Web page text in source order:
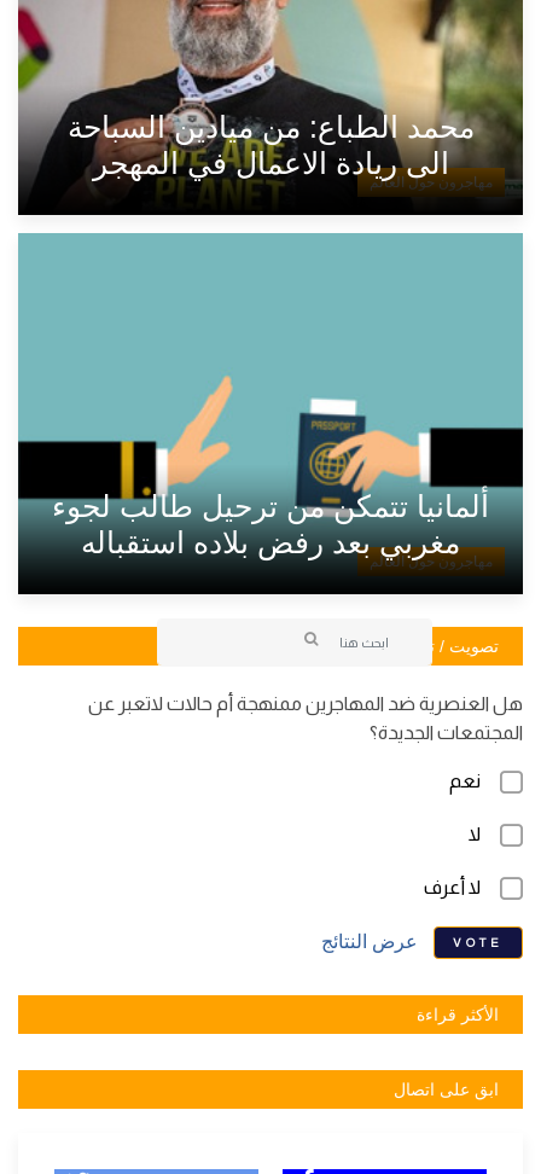
مهاجرون حول العالم
محمد الطباع: من ميادين السباحة
الى ريادة الاعمال في المهجر
مهاجرون حول العالم
ألمانيا تتمكن من ترحيل طالب لجوء
مغربي بعد رفض بلاده استقباله
تصويت / تصويت
هل العنصرية ضد المهاجرين ممنهجة أم حالات لاتعبر عن
المجتمعات الجديدة؟
نعم
لا
لا أعرف
VOTE عرض النتائج
الأكثر قراءة
ابق على اتصال